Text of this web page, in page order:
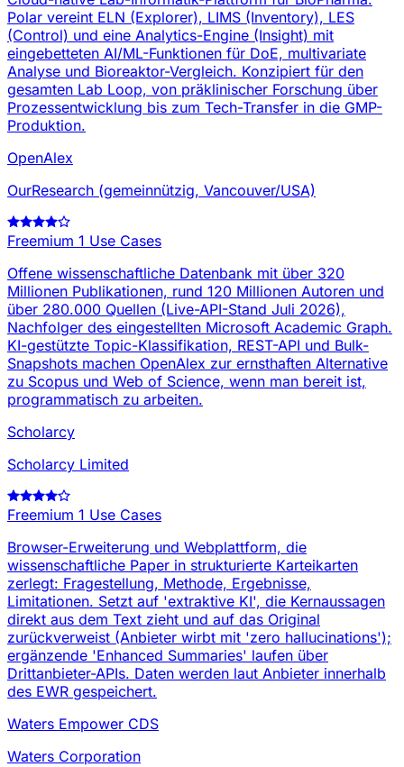
Polar vereint ELN (Explorer), LIMS (Inventory), LES
(Control) und eine Analytics-Engine (Insight) mit
eingebetteten AI/ML-Funktionen für DoE, multivariate
Analyse und Bioreaktor-Vergleich. Konzipiert für den
gesamten Lab Loop, von präklinischer Forschung über
Prozessentwicklung bis zum Tech-Transfer in die GMP-
Produktion.
OpenAlex
OurResearch (gemeinnützig, Vancouver/USA)
Freemium 1 Use Cases
Offene wissenschaftliche Datenbank mit über 320
Millionen Publikationen, rund 120 Millionen Autoren und
über 280.000 Quellen (Live-API-Stand Juli 2026),
Nachfolger des eingestellten Microsoft Academic Graph.
KI-gestützte Topic-Klassifikation, REST-API und Bulk-
Snapshots machen OpenAlex zur ernsthaften Alternative
zu Scopus und Web of Science, wenn man bereit ist,
programmatisch zu arbeiten.
Scholarcy
Scholarcy Limited
Freemium 1 Use Cases
Browser-Erweiterung und Webplattform, die
wissenschaftliche Paper in strukturierte Karteikarten
zerlegt: Fragestellung, Methode, Ergebnisse,
Limitationen. Setzt auf 'extraktive KI', die Kernaussagen
direkt aus dem Text zieht und auf das Original
zurückverweist (Anbieter wirbt mit 'zero hallucinations');
ergänzende 'Enhanced Summaries' laufen über
Drittanbieter-APIs. Daten werden laut Anbieter innerhalb
des EWR gespeichert.
Waters Empower CDS
Waters Corporation